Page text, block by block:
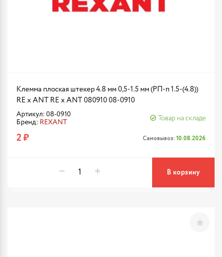
Клемма плоская штекер 4.8 мм 0,5-1.5 мм (РП-п 1.5-(4.8))
RE x ANT RE x ANT 080910 08-0910
Артикул: 08-0910
Бренд: REXANT
Товар на складе
2 ₽ Самовывоз: 10.08.2026
В корзину